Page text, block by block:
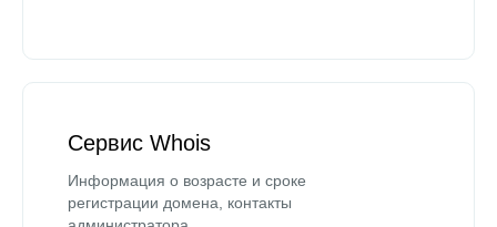
Сервис Whois
Информация о возрасте и сроке
регистрации домена, контакты